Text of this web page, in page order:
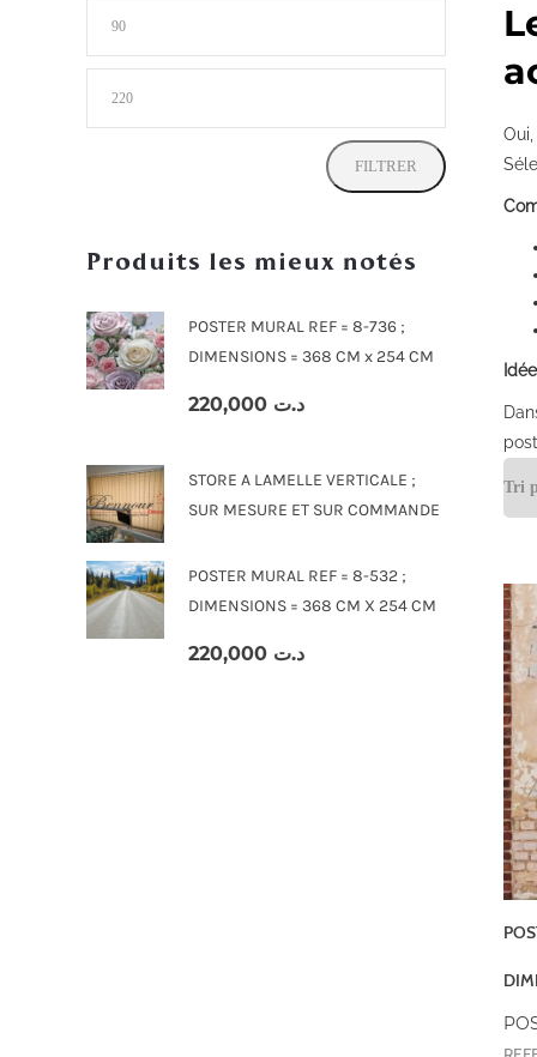
FILTRER
Produits les mieux notés
POSTER MURAL REF = 8-736 ;
DIMENSIONS = 368 CM x 254 CM
د.ت
STORE A LAMELLE VERTICALE ;
SUR MESURE ET SUR COMMANDE
POSTER MURAL REF = 8-532 ;
DIMENSIONS = 368 CM X 254 CM
د.ت